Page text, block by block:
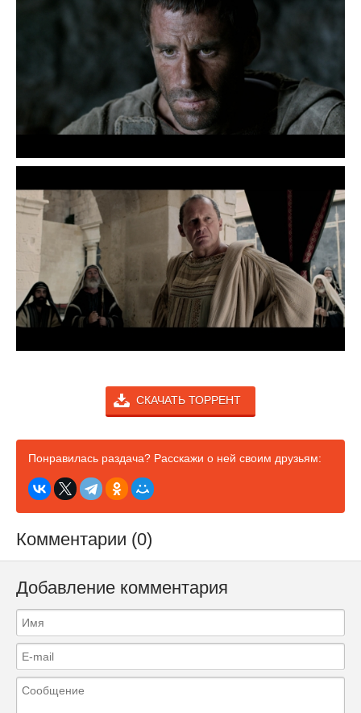
СКАЧАТЬ ТОРРЕНТ
Понравилась раздача? Расскажи о ней своим друзьям:
Комментарии (0)
Добавление комментария